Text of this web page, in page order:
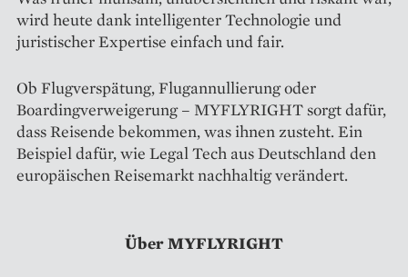
wird heute dank intelligenter Technologie und
juristischer Expertise einfach und fair.
Ob Flugverspätung, Flugannullierung oder
Boardingverweigerung – MYFLYRIGHT sorgt dafür,
dass Reisende bekommen, was ihnen zusteht. Ein
Beispiel dafür, wie Legal Tech aus Deutschland den
europäischen Reisemarkt nachhaltig verändert.
Über MYFLYRIGHT